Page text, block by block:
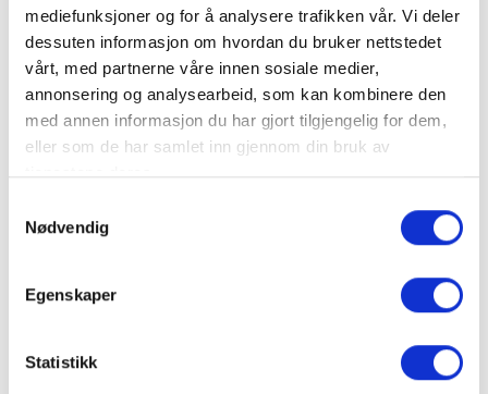
mediefunksjoner og for å analysere trafikken vår. Vi deler
dessuten informasjon om hvordan du bruker nettstedet
vårt, med partnerne våre innen sosiale medier,
annonsering og analysearbeid, som kan kombinere den
med annen informasjon du har gjort tilgjengelig for dem,
eller som de har samlet inn gjennom din bruk av
tjenestene deres.
Nødvendig
Egenskaper
Statistikk
PERSIENNER
SQUID
VINDUTEKSTIL
GARDINER
TIL
PRODUKTKATALOG
PRODUKTSORTIMENT